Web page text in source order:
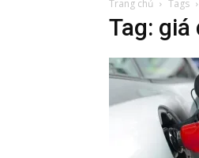
Trang chủ Tags
Tag: giá